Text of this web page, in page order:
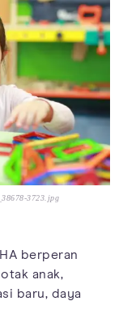
3723.jpg
berperan
anak,
baru, daya